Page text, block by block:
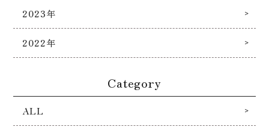
2023年
2022年
Category
ALL